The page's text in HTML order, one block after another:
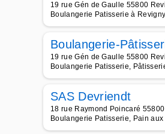
19 rue Gén de Gaulle 55800
Boulangerie Patisserie à
Boulangerie-
19 rue Gén de Gaulle 55800
Boulangerie Patisserie,
SAS Devriendt
18 rue Raymond Poincaré
Boulangerie Patisserie, Pain